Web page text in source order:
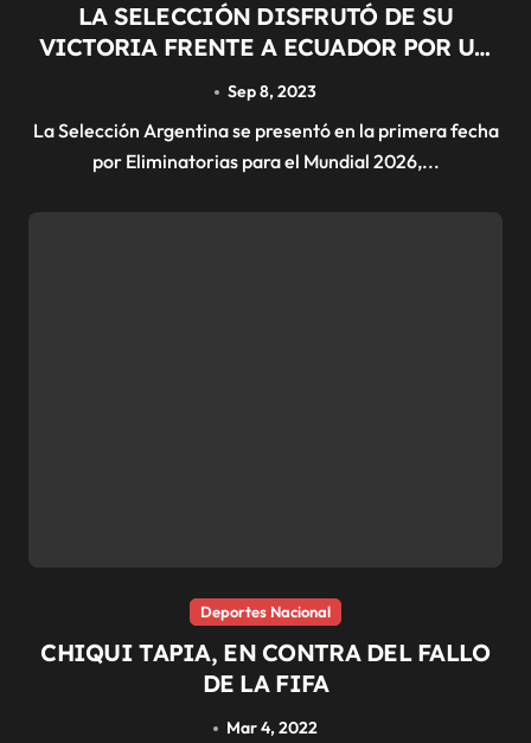
LA SELECCIÓN DISFRUTÓ DE SU
VICTORIA FRENTE A ECUADOR POR UN
GOL DE MESSI
Sep 8, 2023
La Selección Argentina se presentó en la primera fecha
por Eliminatorias para el Mundial 2026,...
Deportes Nacional
CHIQUI TAPIA, EN CONTRA DEL FALLO
DE LA FIFA
Mar 4, 2022